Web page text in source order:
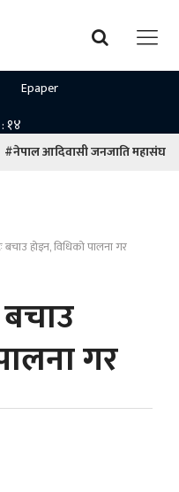
Epaper
#नेपाल आदिवासी जनजाति महासंघ
बचाउ होइन, विधिको पालना गर
बचाउ
गर